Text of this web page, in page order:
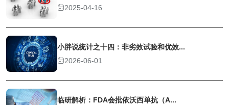
2025-04-16
小胖说统计之十四：非劣效试验和优效...
2026-06-01
临研解析：FDA会批依沃西单抗（A...